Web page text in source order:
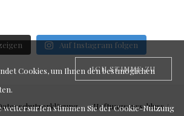
Auf Instagram folgen
Haftungsausschluss /
ICH STIMME ZU
Cookies, um Ihnen den bestmöglichen
weitersurfen stimmen Sie der Cookie-Nutzung